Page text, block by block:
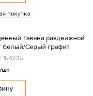
покупка
Гавана раздвижной
белый/Серый графит
154235
/шт